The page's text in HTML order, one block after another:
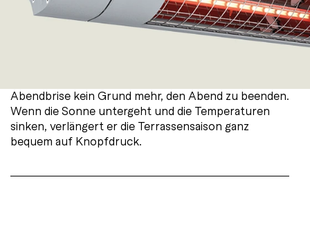
bleiben.
Abendbrise kein Grund mehr, den Abend zu beenden.
Wenn die Sonne untergeht und die Temperaturen
sinken, verlängert er die Terrassensaison ganz
bequem auf Knopfdruck.